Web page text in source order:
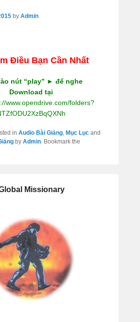
by Admin
Điều Bạn Cần Nhất
nút “play” ► để nghe
Download tại
www.opendrive.com/folders?
in Audio Bài Giảng, Mục Lục and
by Admin. Bookmark the
Missionary